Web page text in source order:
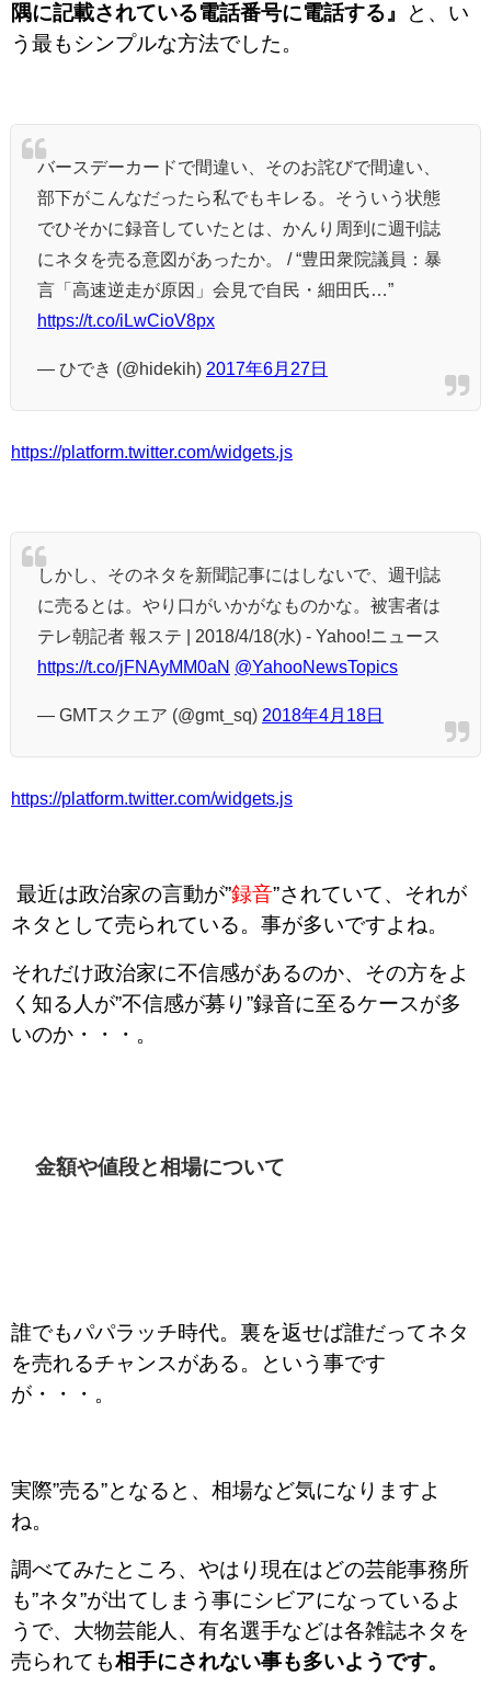
隅に記載されている電話番号に電話する』
と、い
う最もシンプルな方法でした。
バースデーカードで間違い、そのお詫びで間違い、
部下がこんなだったら私でもキレる。そういう状態
でひそかに録音していたとは、かんり周到に週刊誌
にネタを売る意図があったか。 / “豊田衆院議員：暴
言「高速逆走が原因」会見で自民・細田氏…”
https://t.co/iLwCioV8px
— ひでき (@hidekih) 2017年6月27日
https://platform.twitter.com/widgets.js
しかし、そのネタを新聞記事にはしないで、週刊誌
に売るとは。やり口がいかがなものかな。被害者は
テレ朝記者 報ステ | 2018/4/18(水) - Yahoo!ニュース
https://t.co/jFNAyMM0aN @YahooNewsTopics
— GMTスクエア (@gmt_sq) 2018年4月18日
https://platform.twitter.com/widgets.js
最近は政治家の言動が”録音”されていて、それが
ネタとして売られている。 事が多いですよね。
それだけ政治家に不信感があるのか、その方をよ
く知る人が”不信感が募り”録音に至るケースが多
いのか・・・。
金額や値段と相場について
誰でもパパラッチ時代。裏を返せば誰だってネタ
を売れるチャンスがある。という事です
が・・・。
実際”売る”となると、相場など気になりますよ
ね。
調べてみたところ、やはり現在はどの芸能事務所
も”ネタ”が出てしまう事にシビアになっているよ
うで、大物芸能人、有名選手などは各雑誌ネタを
売られても相手にされない事も多いようです。